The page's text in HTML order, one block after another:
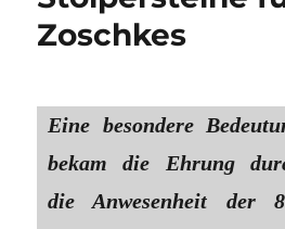
Zoschkes
Eine besondere
bekam die Ehrung
die Anwesenheit der